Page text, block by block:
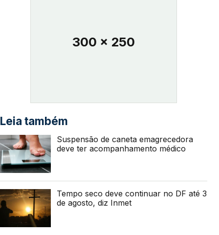
300 x 250
Leia também
Suspensão de caneta emagrecedora
deve ter acompanhamento médico
Tempo seco deve continuar no DF até 3
de agosto, diz Inmet